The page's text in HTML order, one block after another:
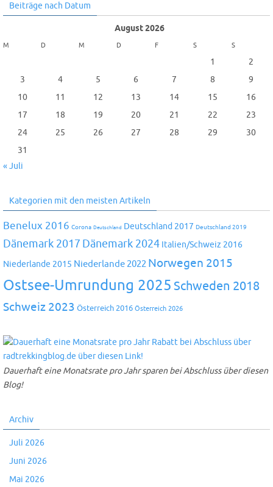
Beiträge nach Datum
August 2026
M D M D F S S
1
2
3
4 5 6 7 8
9
10
11 12 13 14 15
16
17
18 19 20 21 22
23
24
25 26 27 28 29
30
31
« Juli
Kategorien mit den meisten Artikeln
Benelux 2016 Corona Deutschland Deutschland 2017 Deutschland 2019
Dänemark 2017 Dänemark 2024 Italien/Schweiz 2016
Niederlande 2015 Niederlande 2022 Norwegen 2015
Ostsee-Umrundung 2025 Schweden 2018
Schweiz 2023 Österreich 2016 Österreich 2026
Dauerhaft eine Monatsrate pro Jahr sparen bei Abschluss über diesen
Blog!
Archiv
Juli 2026
Juni 2026
Mai 2026